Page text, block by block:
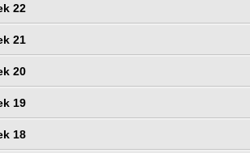
22
21
20
19
18